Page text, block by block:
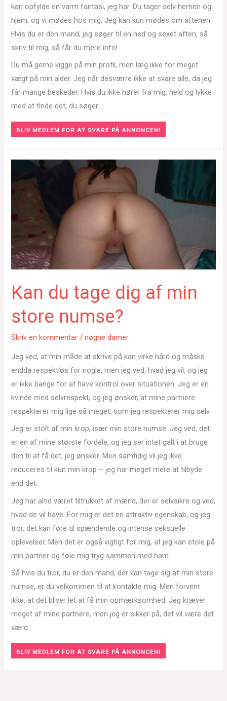
kan opfylde en varm fantasi, jeg har. Du tager selv herhen og
hjem, og vi mødes hos mig. Jeg kan kun mødes om aftenen.
Hvis du er den mand, jeg søger til en hed og sexet aften, så
skriv til mig, så får du mere info!
Du må gerne kigge på min profil, men læg ikke for meget
vægt på min alder. Jeg når desværre ikke at svare alle, da jeg
får mange beskeder. Hvis du ikke hører fra mig, held og lykke
med at finde det, du søger….
BLIV MEDLEM FOR AT SVARE PÅ ANNONCEN!
Kan du tage dig af min
store numse?
Skriv en kommentar /nøgne damer
Jeg ved, at min måde at skrive på kan virke hård og måske
endda respektløs for nogle, men jeg ved, hvad jeg vil, og jeg
er ikke bange for at have kontrol over situationen. Jeg er en
kvinde med selvrespekt, og jeg ønsker, at mine partnere
respekterer mig lige så meget, som jeg respekterer mig selv.
Jeg er stolt af min krop, især min store numse. Jeg ved, det
er en af mine største fordele, og jeg ser intet galt i at bruge
den til at få det, jeg ønsker. Men samtidig vil jeg ikke
reduceres til kun min krop – jeg har meget mere at tilbyde
end det.
Jeg har altid været tiltrukket af mænd, der er selvsikre og ved,
hvad de vil have. For mig er det en attraktiv egenskab, og jeg
tror, det kan føre til spændende og intense seksuelle
oplevelser. Men det er også vigtigt for mig, at jeg kan stole på
min partner og føle mig tryg sammen med ham.
Så hvis du tror, du er den mand, der kan tage sig af min store
numse, er du velkommen til at kontakte mig. Men forvent
ikke, at det bliver let at få min opmærksomhed. Jeg kræver
meget af mine partnere, men jeg er sikker på, det vil være det
værd.
BLIV MEDLEM FOR AT SVARE PÅ ANNONCEN!